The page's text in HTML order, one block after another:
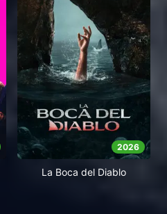
2026
La Boca del Diablo